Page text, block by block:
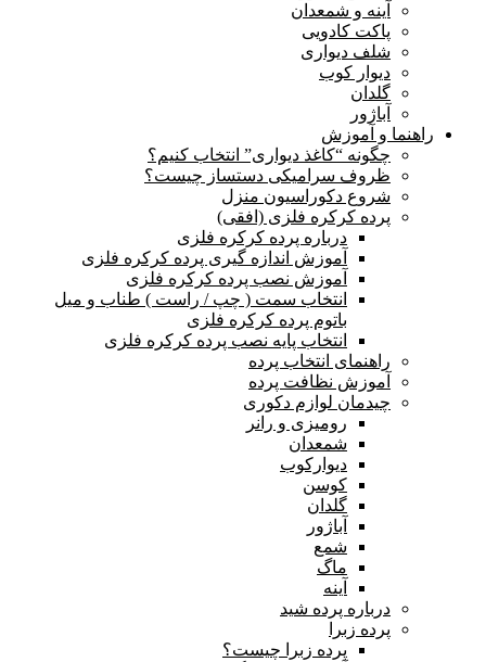
آینه و شمعدان
پاکت کادویی
شلف دیواری
دیوار کوب
گلدان
آباژور
راهنما و آموزش
چگونه “کاغذ دیواری” انتخاب کنیم؟
ظروف سرامیکی دستساز چیست؟
شروع دکوراسیون منزل
پرده کرکره فلزی (افقی)
درباره پرده کرکره فلزی
آموزش اندازه گیری پرده کرکره فلزی
آموزش نصب پرده کرکره فلزی
انتخاب سمت ( چپ / راست ) طناب و میل
باتوم پرده کرکره فلزی
انتخاب پایه نصب پرده کرکره فلزی
راهنمای انتخاب پرده
آموزش نظافت پرده
چیدمان لوازم دکوری
رومیزی و رانر
شمعدان
دیوارکوب
کوسن
گلدان
آباژور
شمع
ماگ
آینه
درباره پرده شید
پرده زبرا
پرده زبرا چیست؟